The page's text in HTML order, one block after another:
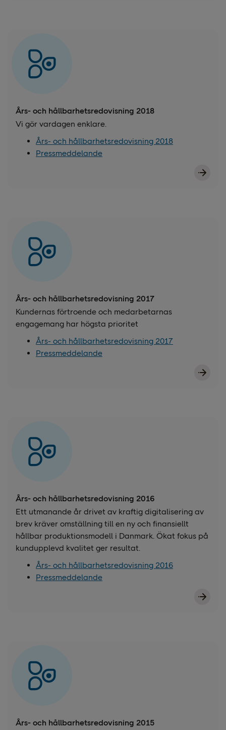
Års- och hållbarhetsredovisning 2018
Vi gör vardagen enklare.
Års- och hållbarhetsredovisning 2018
Pressmeddelande
Års- och hållbarhetsredovisning 2017
Kundernas förtroende och medarbetarnas
engagemang har högsta prioritet
Års- och hållbarhetsredovisning 2017
Pressmeddelande
Års- och hållbarhetsredovisning 2016
Ett utmanande år drivet av kraftig digitalisering av
brev kräver omställning till en ny och finansiellt
hållbar produktionsmodell i Danmark. Ökat fokus på
kundupplevd kvalitet ger resultat.
Års- och hållbarhetsredovisning 2016
Pressmeddelande
Års- och hållbarhetsredovisning 2015